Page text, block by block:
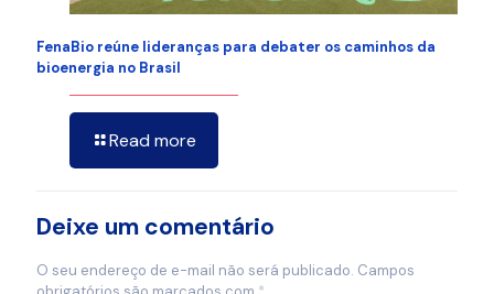
FenaBio reúne lideranças para debater os caminhos da
bioenergia no Brasil
Read more
Deixe um comentário
O seu endereço de e-mail não será publicado. Campos